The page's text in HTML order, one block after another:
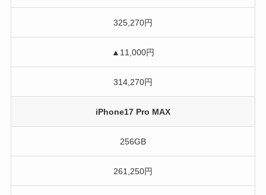
325,270円
▲11,000円
314,270円
iPhone17 Pro MAX
256GB
261,250円